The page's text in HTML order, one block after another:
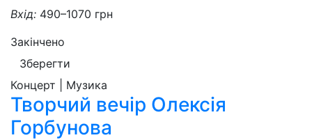
Вхід: 490–1070 грн
Закінчено
Зберегти
Концерт | Музика
Творчий вечір Олексія
Горбунова